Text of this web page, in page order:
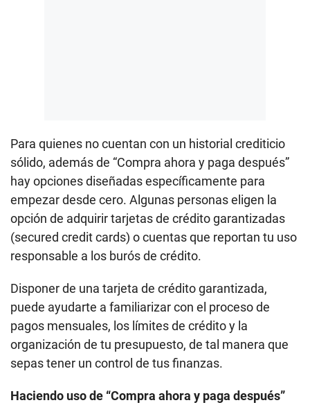
Para quienes no cuentan con un historial crediticio
sólido, además de “Compra ahora y paga después”
hay opciones diseñadas específicamente para
empezar desde cero. Algunas personas eligen la
opción de adquirir tarjetas de crédito garantizadas
(secured credit cards) o cuentas que reportan tu uso
responsable a los burós de crédito.
Disponer de una tarjeta de crédito garantizada,
puede ayudarte a familiarizar con el proceso de
pagos mensuales, los límites de crédito y la
organización de tu presupuesto, de tal manera que
sepas tener un control de tus finanzas.
Haciendo uso de “Compra ahora y paga después”